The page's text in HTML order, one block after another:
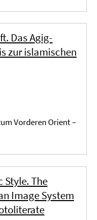
Das Agig-
zur islamischen
Vorderen Orient –
Style. The
Image System